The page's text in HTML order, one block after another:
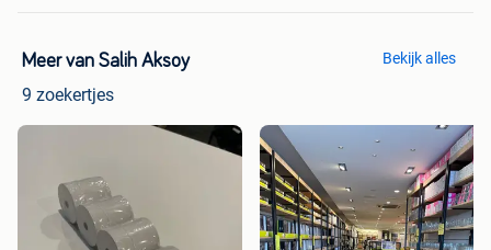
Meer van Salih Aksoy
9 zoekertjes
Bekijk alles